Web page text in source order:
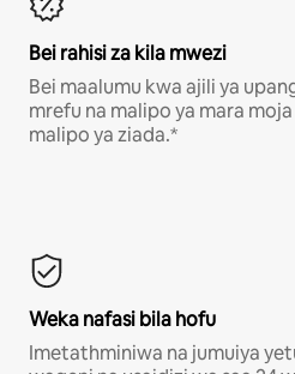
Bei rahisi za kila mwezi
Bei maalumu kwa ajili ya
mrefu na malipo ya mara
malipo ya ziada.*
Weka nafasi bila hofu
Imetathminiwa na jumuiya